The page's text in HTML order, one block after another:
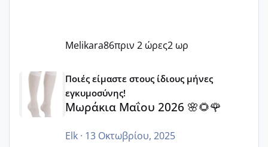
Melikara86πριν 2 ώρες2 ωρ
Μωράκια Μαΐου 2026 🌸🌻🌹
Ποιές είμαστε στους ίδιους μήνες
εγκυμοσύνης!
Μωράκια Μαΐου 2026 🌸🌻🌹
Elk· 13 Οκτωβρίου, 2025